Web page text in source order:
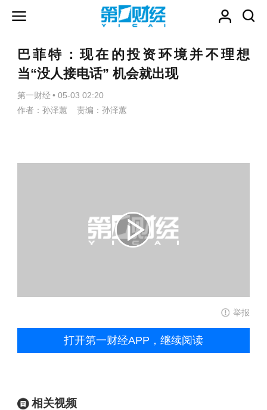
巴菲特：现在的投资环境并不理想
当“没人接电话” 机会就出现
第一财经 • 05-03 02:20
作者：孙泽蕙 责编：孙泽蕙
举报
打开第一财经APP，继续阅读
相关视频